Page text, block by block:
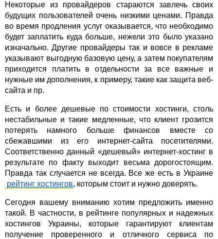
Некоторые из провайдеров стараются завлечь своих
будущих пользователей очень низкими ценами. Правда
во время продления услуг оказывается, что необходимо
будет заплатить куда больше, нежели это было указано
изначально. Другие провайдеры так и вовсе в рекламе
указывают выгодную базовую цену, а затем покупателям
приходится платить в отдельности за все важные и
нужные им дополнения, к примеру, такие как защита веб-
сайта и пр.
Есть и более дешевые по стоимости хостинги, столь
нестабильные и такие медленные, что клиент грозится
потерять намного больше финансов вместе со
сбежавшими из его интернет-сайта посетителями.
Соответственно данный «дешевый» интернет-хостинг в
результате по факту выходит весьма дорогостоящим.
Правда так случается не всегда. Все же есть в Украине
рейтинг хостингов, которым стоит и нужно доверять.
Сегодня вашему вниманию хотим предложить именно
такой. В частности, в рейтинге популярных и надежных
хостингов Украины, которые гарантируют клиентам
получение проверенного и отличного сервиса по